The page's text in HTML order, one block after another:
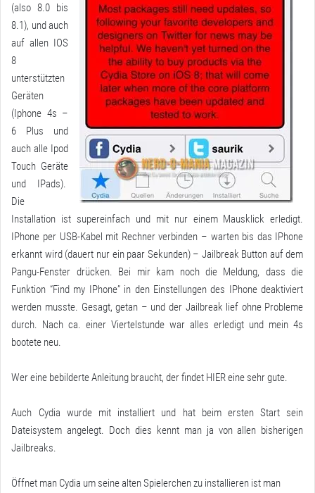
(also 8.0 bis
8.1), und auch
auf allen IOS
8
unterstützten
Geräten
(Iphone 4s –
6 Plus und
auch alle Ipod
Touch Geräte
und IPads).
Die
Installation ist supereinfach und mit nur einem Mausklick erledigt.
IPhone per USB-Kabel mit Rechner verbinden – warten bis das IPhone
erkannt wird (dauert nur ein paar Sekunden) – Jailbreak Button auf dem
Pangu-Fenster drücken. Bei mir kam noch die Meldung, dass die
Funktion “Find my IPhone” in den Einstellungen des IPhone deaktiviert
werden musste. Gesagt, getan – und der Jailbreak lief ohne Probleme
durch. Nach ca. einer Viertelstunde war alles erledigt und mein 4s
bootete neu.
Wer eine bebilderte Anleitung braucht, der findet HIEReine sehr gute.
Auch Cydia wurde mit installiert und hat beim ersten Start sein
Dateisystem angelegt. Doch dies kennt man ja von allen bisherigen
Jailbreaks.
Öffnet man Cydia um seine alten Spielerchen zu installieren ist man